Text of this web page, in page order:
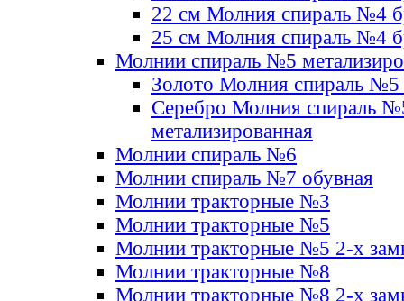
22 см Молния спираль №4
25 см Молния спираль №4
Молнии спираль №5
Золото Молния спираль №5
Серебро Молния спираль
метализированная
Молнии спираль №6
Молнии спираль №7 обувная
Молнии тракторные №3
Молнии тракторные №5
Молнии тракторные №5 2-х
Молнии тракторные №8
Молнии тракторные №8 2-х